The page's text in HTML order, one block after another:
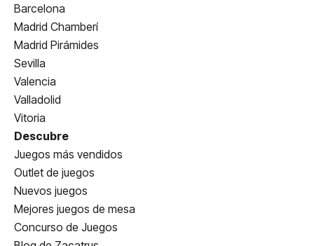
Barcelona
Madrid Chamberí
Madrid Pirámides
Sevilla
Valencia
Valladolid
Vitoria
Descubre
Juegos más vendidos
Outlet de juegos
Nuevos juegos
Mejores juegos de mesa
Concurso de Juegos